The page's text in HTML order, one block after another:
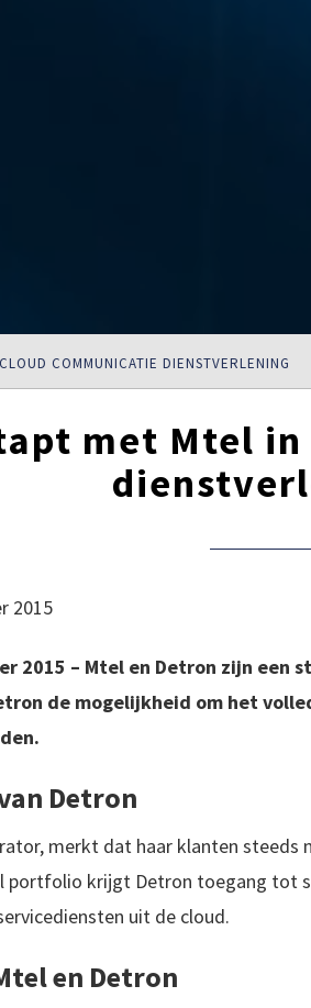
COMMUNICATIE DIENSTVERLENING
met Mtel
2015
2015 – Mtel en Detron zijn een
de mogelijkheid om het
Detron
merkt dat haar klanten
portfolio krijgt Detron toegang tot
uit de cloud.
en Detron